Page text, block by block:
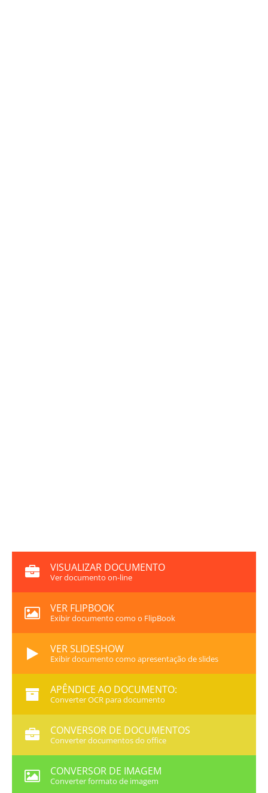
VISUALIZAR DOCUMENTO
Ver documento on-line
VER FLIPBOOK
Exibir documento como o FlipBook
VER SLIDESHOW
Exibir documento como apresentação de slides
APÊNDICE AO DOCUMENTO:
Converter OCR para documento
CONVERSOR DE DOCUMENTOS
Converter documentos do office
CONVERSOR DE IMAGEM
Converter formato de imagem